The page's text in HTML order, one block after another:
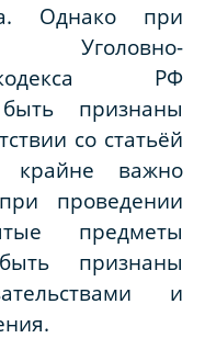
Однако при
Уголовно-
кодекса РФ
быть признаны
со статьёй
важно
проведении
предметы
признаны
и